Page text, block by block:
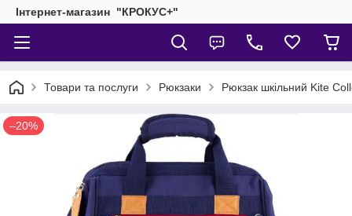
Інтернет-магазин "КРОКУС+"
Товари та послуги Рюкзаки Рюкзак шкільний Kite
–20%